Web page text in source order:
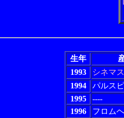
生年
1993
シネマ
1994
パルス
1995
----
1996
フロム